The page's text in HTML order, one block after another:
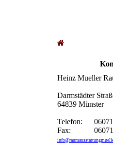
Heinz Mueller
Darmstädter
64839 Münster
Telefon: 06071
Fax: 06071